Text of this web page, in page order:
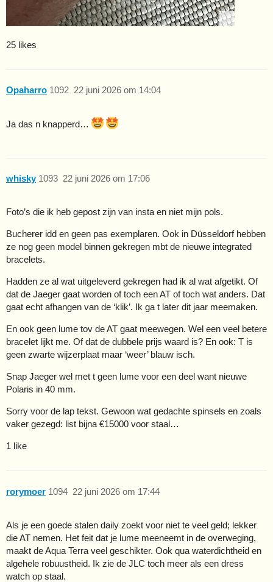
25 likes
Opaharro 22 juni 2026 om 14:04
1092
Ja das n knapperd…
whisky 22 juni 2026 om 17:06
1093
Foto’s die ik heb gepost zijn van insta en niet mijn pols.
Bucherer idd en geen pas exemplaren. Ook in Düsseldorf hebben
ze nog geen model binnen gekregen mbt de nieuwe integrated
bracelets.
Hadden ze al wat uitgeleverd gekregen had ik al wat afgetikt. Of
dat de Jaeger gaat worden of toch een AT of toch wat anders. Dat
gaat echt afhangen van de ‘klik’. Ik ga t later dit jaar meemaken.
En ook geen lume tov de AT gaat meewegen. Wel een veel betere
bracelet lijkt me. Of dat de dubbele prijs waard is? En ook: T is
geen zwarte wijzerplaat maar ‘weer’ blauw isch.
Snap Jaeger wel met t geen lume voor een deel want nieuwe
Polaris in 40 mm.
Sorry voor de lap tekst. Gewoon wat gedachte spinsels en zoals
vaker gezegd: list bijna €15000 voor staal…
1 like
rorymoer 22 juni 2026 om 17:44
1094
Als je een goede stalen daily zoekt voor niet te veel geld; lekker
die AT nemen. Het feit dat je lume meeneemt in de overweging,
maakt de Aqua Terra veel geschikter. Ook qua waterdichtheid en
algehele robuustheid. Ik zie de JLC toch meer als een dress
watch op staal.